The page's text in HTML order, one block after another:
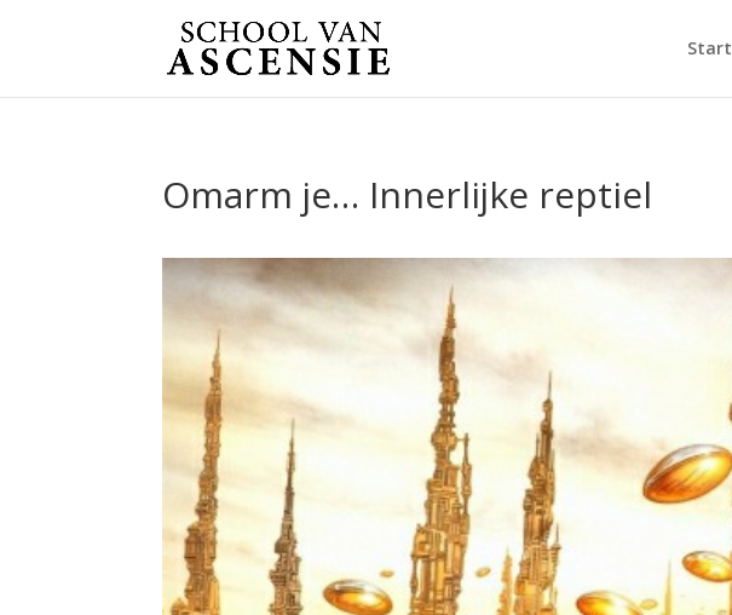
Start
Omarm je… Innerlijke reptiel